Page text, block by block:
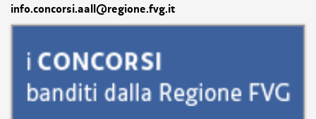
info.concorsi.aall@regione.fvg.it